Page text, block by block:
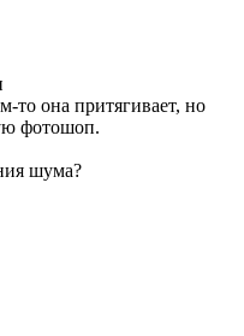
то она притягивает, но
фотошоп.
шума?